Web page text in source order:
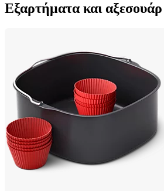
Εξαρτήματα και αξεσουάρ